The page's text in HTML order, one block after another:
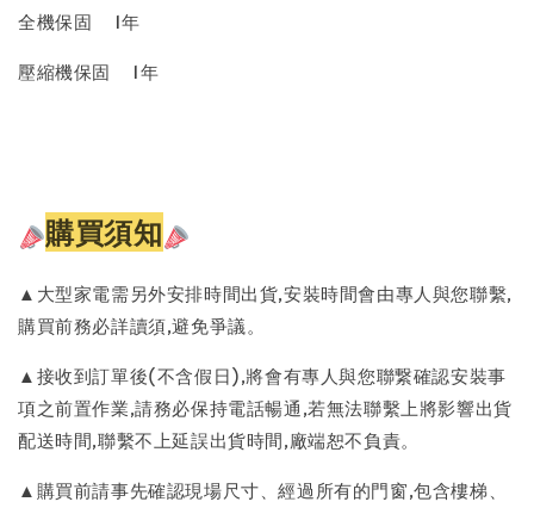
全機保固
1年
壓縮機保固
1年
購買須知
▲大型家電需另外安排時間出貨,安裝時間會由專人與您聯繫,
購買前務必詳讀須,避免爭議。
▲接收到訂單後(不含假日),將會有專人與您聯繋確認安裝事
項之前置作業,請務必保持電話暢通,若無法聯繫上將影響出貨
配送時間,聯繫不上延誤出貨時間,廠端恕不負責。
▲購買前請事先確認現場尺寸、經過所有的門窗,包含樓梯、